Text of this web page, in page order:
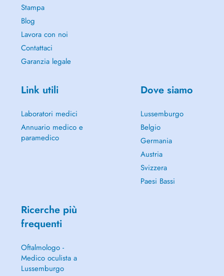
Stampa
Blog
Lavora con noi
Contattaci
Garanzia legale
Link utili
Laboratori medici
Annuario medico e
paramedico
Dove siamo
Lussemburgo
Belgio
Germania
Austria
Svizzera
Paesi Bassi
Ricerche più
frequenti
Oftalmologo -
Medico oculista a
Lussemburgo